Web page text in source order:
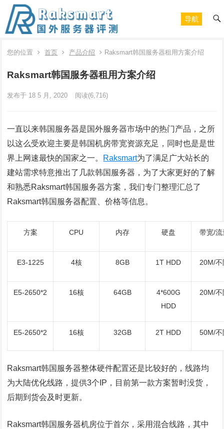
导航
您的位置 首页 产品介绍 Raksmart韩国服务器租用方案介绍
Raksmart韩国服务器租用方案介绍
发布于 18 5 月, 2020 阅读(6,716)
一直以来韩国服务器是国外服务器市场中的热门产品，之所
以这么受欢迎主要是韩国机房带宽资源充足，同时也是是世
界上网速最快的国家之一。 Raksmart为了满足广大站长的
建站需求特意推出了几款韩国服务器，为了大家更好的了解
和熟悉Raksmart韩国服务器方案，我们专门整理汇总了
Raksmart韩国服务器配置、价格等信息。
方案 CPU 内存 硬盘 带宽/
E3-1225 4核 8GB 1T HDD 20M/不
E5-2650*2 16核 64GB
4*600G
HDD
20M/不
E5-2650*2 16核 32GB 2T HDD 50M/不
Raksmart韩国服务器整体硬件配置还是比较好的，线路均
为大陆优化线路，提供3个IP，目前第一款方案暂时没货，
后期到货会及时更新。
Raksmart韩国服务器机房位于首尔，采用混合线路，其中